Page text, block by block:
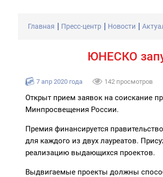
Главная Пресс-центр Новости
ЮНЕСКО
7 апр 2020 года 142 просмотров
Открыт прием заявок на соискание
Минпросвещения России.
Премия финансируется
для каждого из двух лауреатов.
реализацию выдающихся проектов.
Выдвигаемые проекты должны